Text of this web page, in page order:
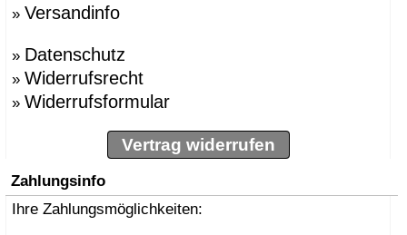
» Versandinfo
» Datenschutz
» Widerrufsrecht
» Widerrufsformular
Vertrag widerrufen
Zahlungsinfo
Ihre Zahlungsmöglichkeiten: